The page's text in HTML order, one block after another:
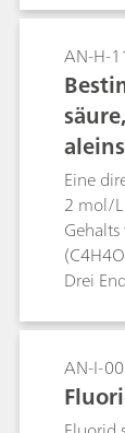
durch
sowie
liefert
AN-H-
Eine
2 mol/
Drei
(pKa =
AN-I-